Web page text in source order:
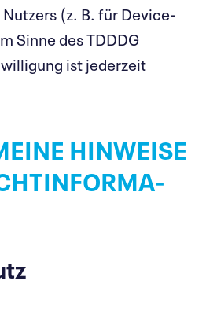
(z. B. für Device-
Sinne des TDDDG
ist jederzeit
HINWEISE